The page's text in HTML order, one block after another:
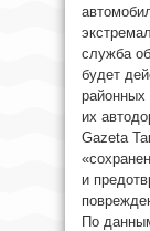
служба
будет
их
Gazeta
и
По